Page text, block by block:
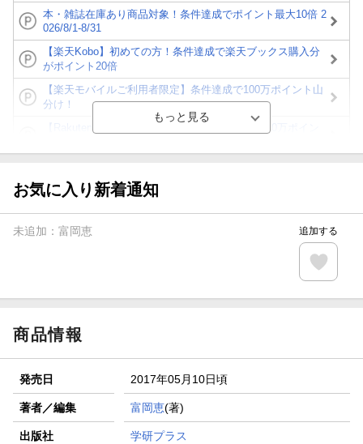
本・雑誌在庫あり商品対象！条件達成でポイント最大10倍 2
026/8/1-8/31
【楽天Kobo】初めての方！条件達成で楽天ブックス購入分
がポイント20倍
【楽天モバイルご利用者限定】条件達成で100万ポイント山
分け！
が当たる！
楽天モバイル紹介キャンペーンの拡散で300円OFFクーポン
条件達成で楽天限定・宝塚歌劇 宙組貸切公演ペアチケット
お気に入り新着通知
未追加： 富岡恵 追加する
商品情報
発売日 2017年05月10日頃
著者／編集 富岡恵(著)
出版社 学研プラス